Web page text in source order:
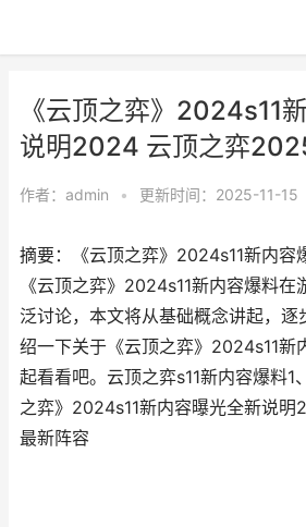
《云顶之弈》2024s11
说明2024 云顶之弈
作者： admin • 更新时间：2025-11-15
摘要：《云顶之弈》2024s11新内容
《云顶之弈》2024s11新内容爆料在
泛讨论，本文将从基础概念讲起，逐
绍一下关于《云顶之弈》2024s11新
起看看吧。云顶之弈s11新内容爆料1
之弈》2024s11新内容曝光全新说
最新阵容